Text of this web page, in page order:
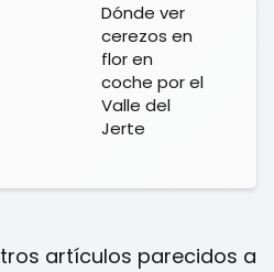
Dónde ver
cerezos en
flor en
coche por el
Valle del
Jerte
artículos parecidos a